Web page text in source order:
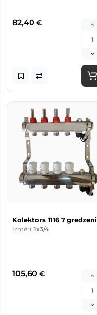
82,40 €
Kolektors 1116 7 gredzeni
Izmēri: 1x3/4
105,60 €